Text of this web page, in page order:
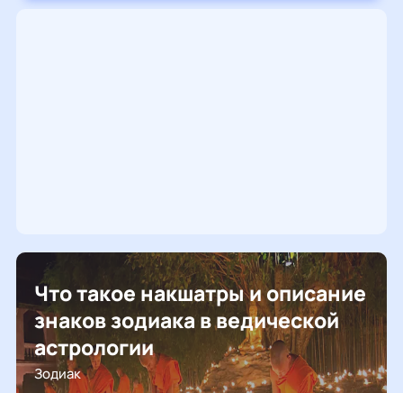
Что такое накшатры и описание
знаков зодиака в ведической
астрологии
Зодиак